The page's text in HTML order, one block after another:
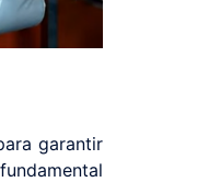
garantir